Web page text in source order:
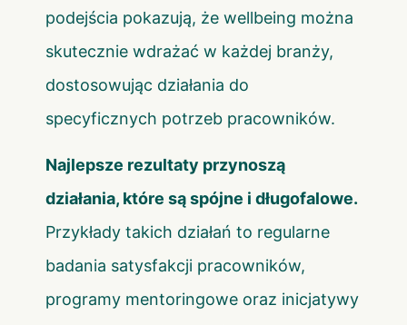
podejścia pokazują, że wellbeing można
skutecznie wdrażać w każdej branży,
dostosowując działania do
specyficznych potrzeb pracowników.
Najlepsze rezultaty przynoszą
działania, które są spójne i długofalowe.
Przykłady takich działań to regularne
badania satysfakcji pracowników,
programy mentoringowe oraz inicjatywy